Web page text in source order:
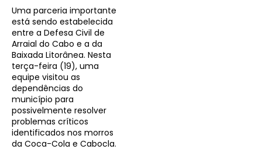
Uma parceria importante
está sendo estabelecida
entre a Defesa Civil de
Arraial do Cabo e a da
Baixada Litorânea. Nesta
terça-feira (19), uma
equipe visitou as
dependências do
município para
possivelmente resolver
problemas críticos
identificados nos morros
da Coca-Cola e Cabocla.